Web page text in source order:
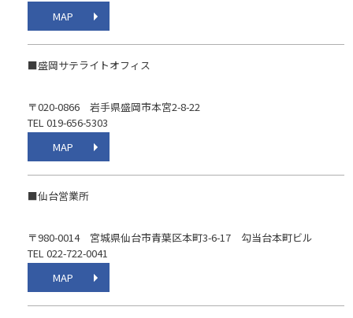
MAP
■盛岡サテライトオフィス
〒020-0866 岩手県盛岡市本宮2-8-22
TEL 019-656-5303
MAP
■仙台営業所
〒980-0014 宮城県仙台市青葉区本町3-6-17 勾当台本町ビル
TEL 022-722-0041
MAP